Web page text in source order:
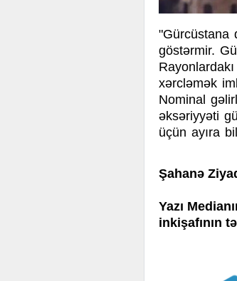
"Gürcüstana
göstərmir.
xərcləmək
Nominal
əksəriyyəti
üçün ayıra
Şahanə
Yazı
inkişafının